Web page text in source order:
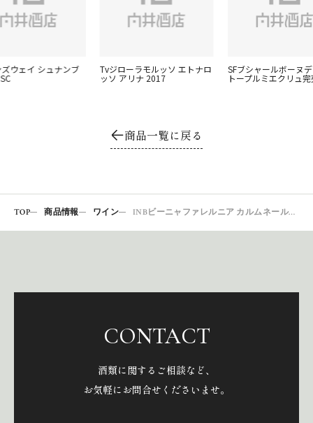
ウェイ シュナンブ Tvジローラモルッソ エトナロ
ッソ アリナ 2017
SFブシャールボーヌ
トープルミエクリュ完
商品一覧に戻る
TOP 商品情報 ワイン INBビーニャファレルニア カルムネールレセルバ2019
CONTACT
酒類に関するご相談など、
お気軽にお問合せくださいませ。